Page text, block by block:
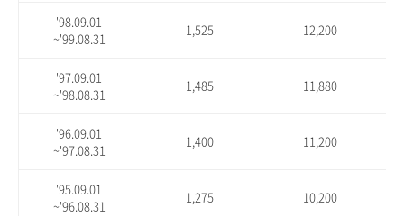
'98.09.01
~'99.08.31
1,525 12,200
'97.09.01
~'98.08.31
1,485 11,880
'96.09.01
~'97.08.31
1,400 11,200
'95.09.01
~'96.08.31
1,275 10,200